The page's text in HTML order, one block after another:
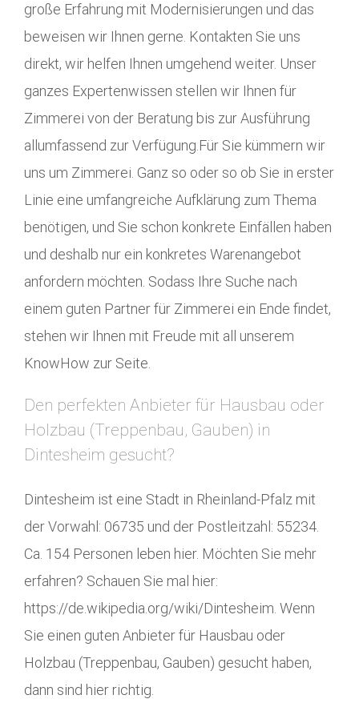
große Erfahrung mit Modernisierungen und das
beweisen wir Ihnen gerne. Kontakten Sie uns
direkt, wir helfen Ihnen umgehend weiter. Unser
ganzes Expertenwissen stellen wir Ihnen für
Zimmerei von der Beratung bis zur Ausführung
allumfassend zur Verfügung.Für Sie kümmern wir
uns um Zimmerei. Ganz so oder so ob Sie in erster
Linie eine umfangreiche Aufklärung zum Thema
benötigen, und Sie schon konkrete Einfällen haben
und deshalb nur ein konkretes Warenangebot
anfordern möchten. Sodass Ihre Suche nach
einem guten Partner für Zimmerei ein Ende findet,
stehen wir Ihnen mit Freude mit all unserem
KnowHow zur Seite.
Den perfekten Anbieter für Hausbau oder
Holzbau (Treppenbau, Gauben) in
Dintesheim gesucht?
Dintesheim ist eine Stadt in Rheinland-Pfalz mit
der Vorwahl: 06735 und der Postleitzahl: 55234.
Ca. 154 Personen leben hier. Möchten Sie mehr
erfahren? Schauen Sie mal hier:
https://de.wikipedia.org/wiki/Dintesheim. Wenn
Sie einen guten Anbieter für Hausbau oder
Holzbau (Treppenbau, Gauben) gesucht haben,
dann sind hier richtig.